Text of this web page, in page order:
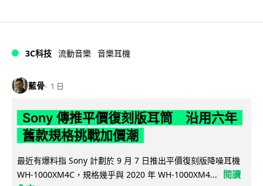
3C科技 流動音樂 音樂耳機
藍骨 1 日
Sony 傳推平價復刻版耳筒 沿用六年
舊款規格挑戰加價潮
最近有爆料指 Sony 計劃於 9 月 7 日推出平價復刻版降噪耳機
WH-1000XM4C，規格幾乎與 2020 年 WH-1000XM4...
閱讀